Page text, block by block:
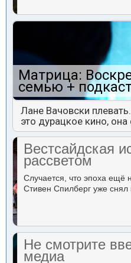
Матрица:
семью +
Лане Вачовски
это дурацкое кино, она
Вестсайдская
рассветом
Случается, что эпоха ещё
Стивен Спилберг уже
Не смотрите
медиа